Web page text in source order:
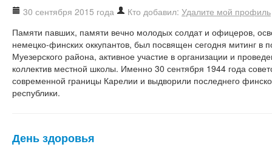
30 сентября 2015 года Кто добавил: Удалите мой профиль
Памяти павших, памяти вечно молодых солдат и офицеров,
немецко-финских оккупантов, был посвящен сегодня митинг в
Муезерского района, активное участие в организации и
коллектив местной школы. Именно 30 сентября 1944 года
современной границы Карелии и выдворили последнего
республики.
День здоровья